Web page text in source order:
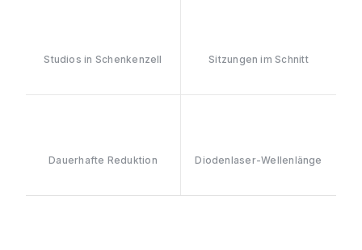
Studios in Schenkenzell Sitzungen im Schnitt
Dauerhafte Reduktion Diodenlaser-Wellenlänge